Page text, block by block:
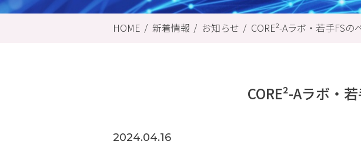
HOME 新着情報 お知らせ CORE²-Aラボ・若手FS
CORE²-Aラボ・
2024.04.16